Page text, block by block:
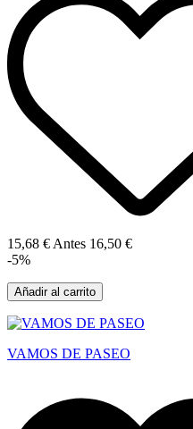
15,68 €Antes 16,50 €
-5%
Añadir al carrito
VAMOS DE PASEO